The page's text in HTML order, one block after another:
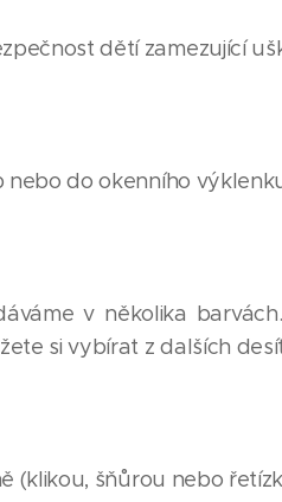
dětí zamezující
nebo do okenního
v několika
si vybírat z dalších
(klikou, šňůrou nebo